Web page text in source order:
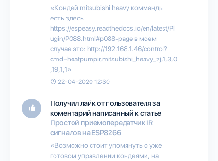
«Кондей mitsubishi heavy комманды
есть здесь
https://espeasy.readthedocs.io/en/latest/Pl
ugin/P088.html#p088-page в моем
случае это: http://192.168.1.46/control?
cmd=heatpumpir,mitsubishi_heavy_zj,1,3,0
,19,1,1»
22-04-2020 12:30
Получил лайк от пользователяза
коментарий написанный к статье
Простой приемопередатчик IR
сигналов на ESP8266
«Возможно стоит упомянуть о уже
готовом управлении кондеями, на